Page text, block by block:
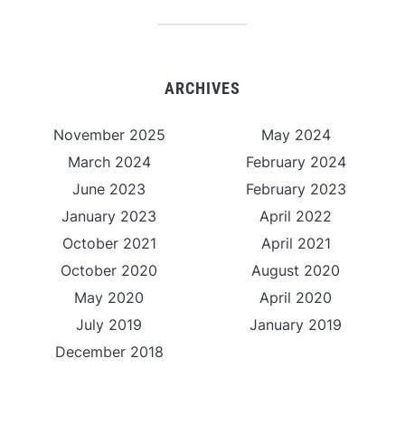
ARCHIVES
November 2025
May 2024
March 2024
February 2024
June 2023
February 2023
January 2023
April 2022
October 2021
April 2021
October 2020
August 2020
May 2020
April 2020
July 2019
January 2019
December 2018